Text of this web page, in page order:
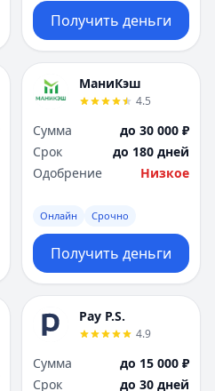
Получить деньги
МаниКэш
4.5
Сумма
до 30 000 ₽
Срок
до 180 дней
Одобрение
Низкое
Онлайн Срочно
Получить деньги
Pay P.S.
4.9
Сумма
до 15 000 ₽
Срок
до 30 дней